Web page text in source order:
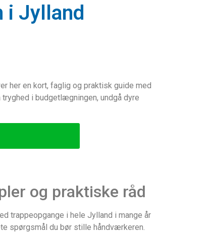
i Jylland
her en kort, faglig og praktisk guide med
i budgetlægningen, undgå dyre
og praktiske råd
trappeopgange i hele Jylland i mange år
spørgsmål du bør stille håndværkeren.